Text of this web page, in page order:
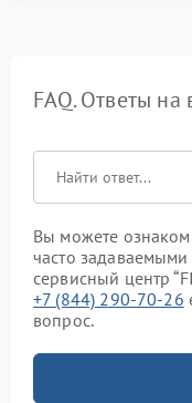
FAQ. Ответы на
Вы можете
часто
сервисный центр
+7 (844) 290-70-26
вопрос.